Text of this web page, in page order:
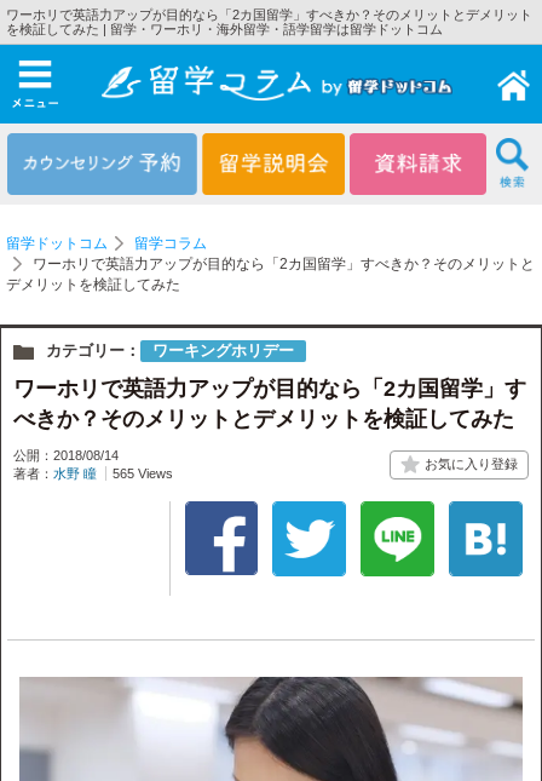
ワーホリで英語力アップが目的なら「2カ国留学」すべきか？そのメリットとデメリット
を検証してみた | 留学・ワーホリ・海外留学・語学留学は留学ドットコム
メニュー
留学ドットコム
留学コラム
ワーホリで英語力アップが目的なら「2カ国留学」すべきか？そのメリットと
デメリットを検証してみた
カテゴリー： ワーキングホリデー
ワーホリで英語力アップが目的なら「2カ国留学」す
べきか？そのメリットとデメリットを検証してみた
公開：2018/08/14
著者： 水野 瞳 565 Views